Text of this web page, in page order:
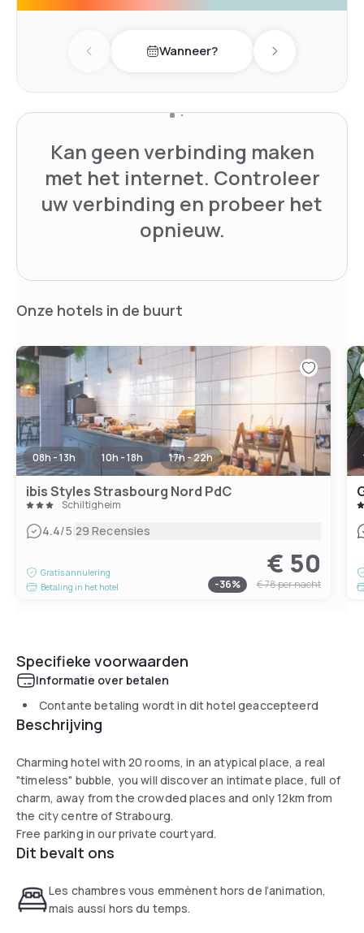
Previous dayWanneer? Next day
Kan geen verbinding maken
met het internet. Controleer
uw verbinding en probeer het
opnieuw.
Onze hotels in de buurt
08h - 13h 10h - 18h 17h - 22h
ibis Styles Strasbourg Nord PdC
Schiltigheim
4.4/5|29 Recensies
Gratis annulering
Betaling in het hotel
€ 50
-36% € 78per nacht
Specifieke voorwaarden
Informatie over betalen
Contante betaling wordt in dit hotel geaccepteerd
Beschrijving
Charming hotel with 20 rooms, in an atypical place, a real
"timeless" bubble, you will discover an intimate place, full of
charm, away from the crowded places and only 12km from
the city centre of Strabourg.
Free parking in our private courtyard.
Dit bevalt ons
Les chambres vous emmènent hors de l’animation,
mais aussi hors du temps.